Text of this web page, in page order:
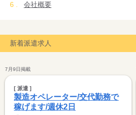
会社概要
新着派遣求人
7月9日掲載
[ 派遣 ]
製造オペレーター/交代勤務で
稼げます/週休2日